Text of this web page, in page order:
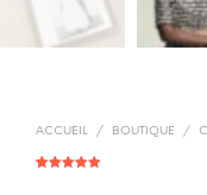
ACCUEIL / BOUTIQUE /